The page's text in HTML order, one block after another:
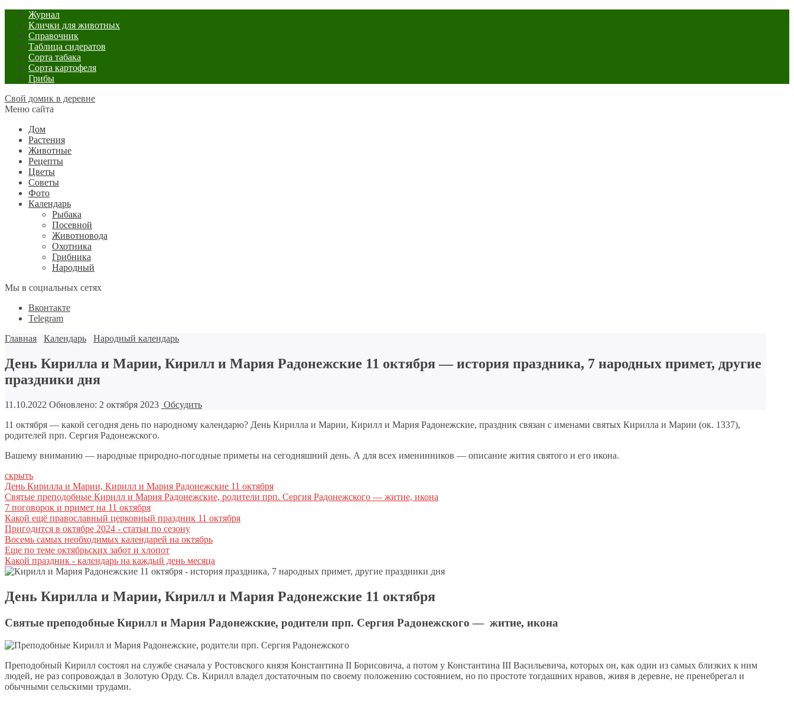
Журнал
Клички для животных
Справочник
Таблица сидератов
Сорта табака
Сорта картофеля
Грибы
Свой домик в деревне
Меню сайта
Дом
Растения
Животные
Рецепты
Цветы
Советы
Фото
Календарь
Рыбака
Посевной
Животновода
Охотника
Грибника
Народный
Мы в социальных сетях
Вконтакте
Telegram
Главная
Календарь Народный календарь
День Кирилла и Марии, Кирилл и Мария Радонежские 11 октября — история праздника, 7 народных примет, другие
праздники дня
11.10.2022 Обновлено: 2 октября 2023 Обсудить
11 октября — какой сегодня день по народному календарю? День Кирилла и Марии, Кирилл и Мария Радонежские, праздник связан с именами святых Кирилла и Марии (ок. 1337),
родителей прп. Сергия Радонежского.
Вашему вниманию — народные природно-погодные приметы на сегодняшний день. А для всех именинников — описание жития святого и его икона.
скрыть
День Кирилла и Марии, Кирилл и Мария Радонежские 11 октября
Святые преподобные Кирилл и Мария Радонежские, родители прп. Сергия Радонежского — житие, икона
7 поговорок и примет на 11 октября
Какой ещё православный церковный праздник 11 октября
Пригодится в октябре 2024 - статьи по сезону
Восемь самых необходимых календарей на октябрь
Еще по теме октябрьских забот и хлопот
Какой праздник - календарь на каждый день месяца
День Кирилла и Марии, Кирилл и Мария Радонежские 11 октября
Святые преподобные Кирилл и Мария Радонежские, родители прп. Сергия Радонежского — житие, икона
Преподобный Кирилл состоял на службе сначала у Ростовского князя Константина II Борисовича, а потом у Константина III Васильевича, которых он, как один из самых близких к ним
людей, не раз сопровождал в Золотую Орду. Св. Кирилл владел достаточным по своему положению состоянием, но по простоте тогдашних нравов, живя в деревне, не пренебрегал и
обычными сельскими трудами.